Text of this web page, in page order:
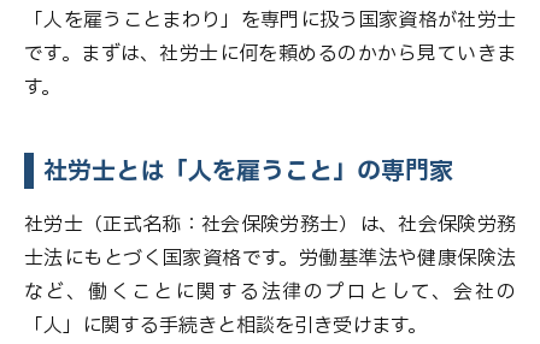
「人を雇うことまわり」を専門に扱う国家資格が社労士
です。まずは、社労士に何を頼めるのかから見ていきま
す。
社労士とは「人を雇うこと」の専門家
社労士（正式名称：社会保険労務士）は、社会保険労務
士法にもとづく国家資格です。労働基準法や健康保険法
など、働くことに関する法律のプロとして、会社の
「人」に関する手続きと相談を引き受けます。